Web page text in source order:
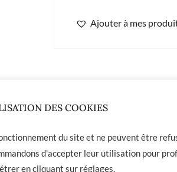
Ajouter à mes
DES COOKIES
du site et ne peuvent être
d'accepter leur utilisation pour
en cliquant sur réglages.